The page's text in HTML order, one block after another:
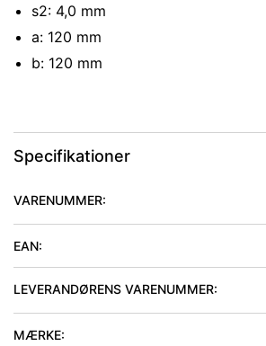
s2: 4,0 mm
a: 120 mm
b: 120 mm
Specifikationer
VARENUMMER:
EAN:
LEVERANDØRENS VARENUMMER:
MÆRKE: